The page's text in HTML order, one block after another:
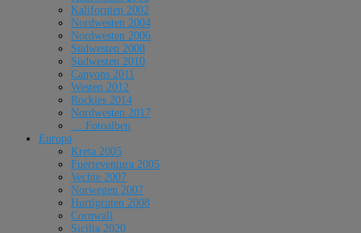
Kalifornien 2002
Nordwesten 2004
Nordwesten 2006
Südwesten 2008
Südwesten 2010
Canyons 2011
Westen 2012
Rockies 2014
Nordwesten 2017
… Fotoalben
Europa
Kreta 2005
Fuerteventura 2005
Vechte 2007
Norwegen 2007
Hurtigruten 2008
Cornwall
Sicilia 2020